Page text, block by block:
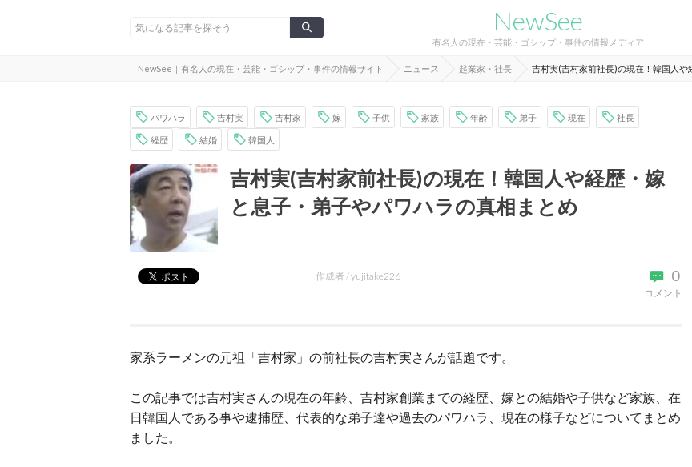
NewSee
有名人の現在・芸能・ゴシップ・事件の情報メディア
NewSee｜有名人の現在・芸能・ゴシップ・事件の情報サイト ニュース 起業家・社長 吉村実(吉村家前社長)の現在！韓国人
パワハラ 吉村実 吉村家 嫁 子供 家族 年齢 弟子 現在 社長
経歴 結婚 韓国人
吉村実(吉村家前社長)の現在！韓国人や経歴・嫁
と息子・弟子やパワハラの真相まとめ
0
コメント
作成者 /yujitake226
家系ラーメンの元祖「吉村家」の前社長の吉村実さんが話題です。
この記事では吉村実さんの現在の年齢、吉村家創業までの経歴、嫁との結婚や子供など家族、在
日韓国人である事や逮捕歴、代表的な弟子達や過去のパワハラ、現在の様子などについてまとめ
ました。